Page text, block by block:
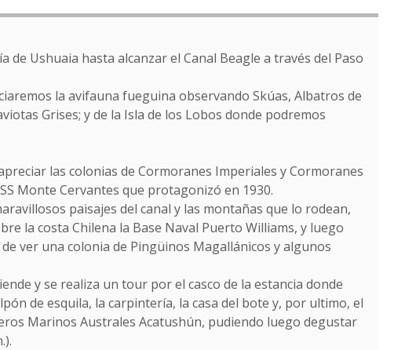
Ushuaia hasta alcanzar el Canal Beagle a través del Paso
la avifauna fueguina observando Skúas, Albatros de
Grises; y de la Isla de los Lobos donde podremos
las colonias de Cormoranes Imperiales y Cormoranes
Monte Cervantes que protagonizó en 1930.
paisajes del canal y las montañas que lo rodean,
la costa Chilena la Base Naval Puerto Williams, y luego
ver una colonia de Pingüinos Magallánicos y algunos
y se realiza un tour por el casco de la estancia donde
de esquila, la carpintería, la casa del bote y, por ultimo, el
Marinos Australes Acatushún, pudiendo luego degustar